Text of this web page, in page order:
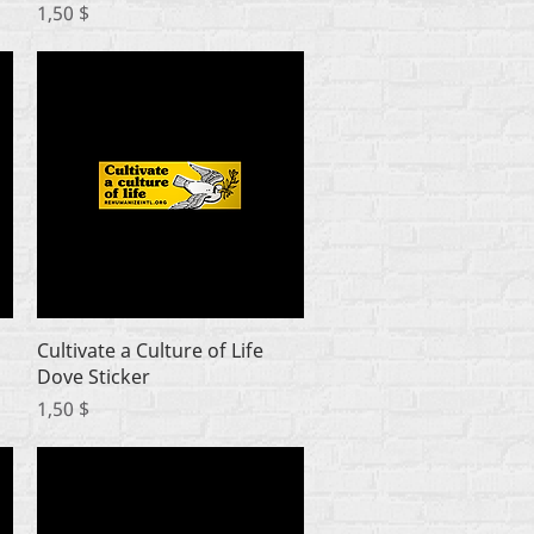
Цена
1,50 $
Быстрый просмотр
Cultivate a Culture of Life
Dove Sticker
Цена
1,50 $